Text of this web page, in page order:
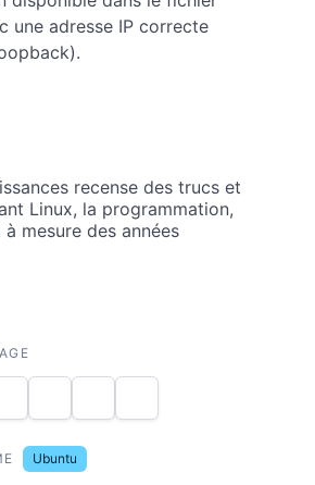
une adresse IP correcte
recense des trucs et
Linux, la programmation,
mesure des années
Ubuntu